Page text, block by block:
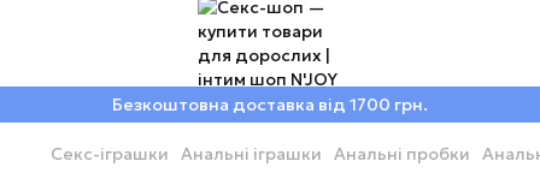
Безкоштовна доставка від 1700 грн.
Секс-іграшки Анальні іграшки Анальні пробки